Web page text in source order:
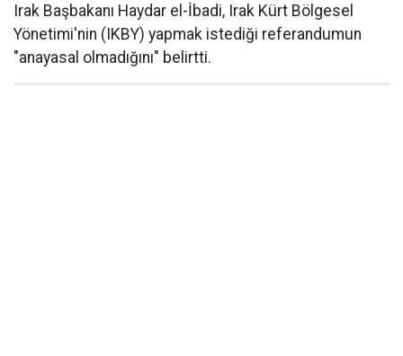
Irak Başbakanı Haydar el-İbadi, Irak Kürt Bölgesel
Yönetimi'nin (IKBY) yapmak istediği referandumun
"anayasal olmadığını" belirtti.